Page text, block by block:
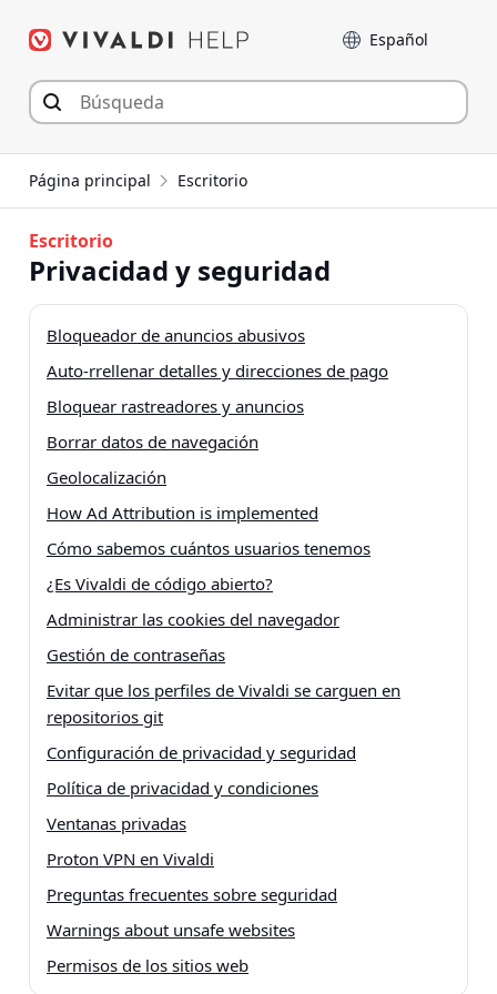
Language
Página principal Escritorio
Escritorio
Privacidad y seguridad
Bloqueador de anuncios abusivos
Auto-rrellenar detalles y direcciones de pago
Bloquear rastreadores y anuncios
Borrar datos de navegación
Geolocalización
How Ad Attribution is implemented
Cómo sabemos cuántos usuarios tenemos
¿Es Vivaldi de código abierto?
Administrar las cookies del navegador
Gestión de contraseñas
Evitar que los perfiles de Vivaldi se carguen en
repositorios git
Configuración de privacidad y seguridad
Política de privacidad y condiciones
Ventanas privadas
Proton VPN en Vivaldi
Preguntas frecuentes sobre seguridad
Warnings about unsafe websites
Permisos de los sitios web